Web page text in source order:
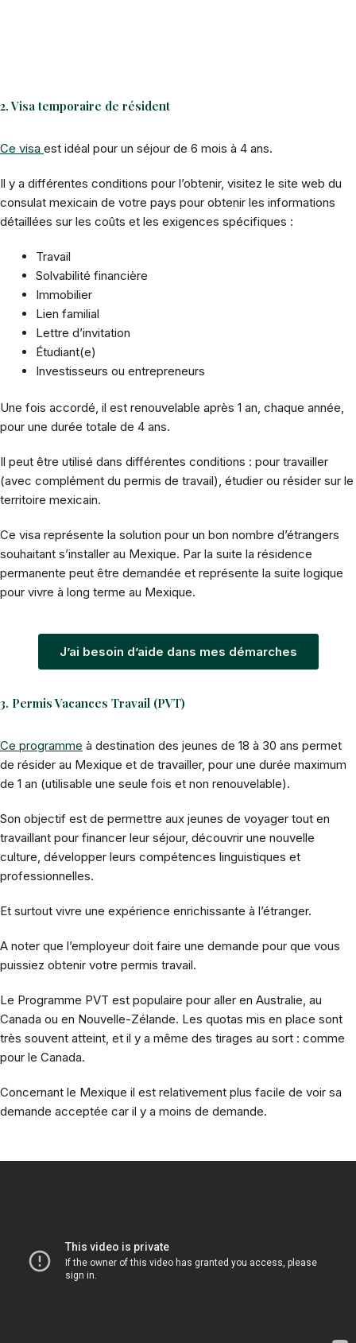
2. Visa temporaire de résident
Ce visa est idéal pour un séjour de 6 mois à 4 ans.
Il y a différentes conditions pour l’obtenir, visitez le site web du
consulat mexicain de votre pays pour obtenir les informations
détaillées sur les coûts et les exigences spécifiques :
Travail
Solvabilité financière
Immobilier
Lien familial
Lettre d’invitation
Étudiant(e)
Investisseurs ou entrepreneurs
Une fois accordé, il est renouvelable après 1 an, chaque année,
pour une durée totale de 4 ans.
Il peut être utilisé dans différentes conditions : pour travailler
(avec complément du permis de travail), étudier ou résider sur le
territoire mexicain.
Ce visa représente la solution pour un bon nombre d’étrangers
souhaitant s’installer au Mexique. Par la suite la résidence
permanente peut être demandée et représente la suite logique
pour vivre à long terme au Mexique.
J’ai besoin d’aide dans mes démarches
3. Permis Vacances Travail (PVT)
Ce programme à destination des jeunes de 18 à 30 ans permet
de résider au Mexique et de travailler, pour une durée maximum
de 1 an (utilisable une seule fois et non renouvelable).
Son objectif est de permettre aux jeunes de voyager tout en
travaillant pour financer leur séjour, découvrir une nouvelle
culture, développer leurs compétences linguistiques et
professionnelles.
Et surtout vivre une expérience enrichissante à l’étranger.
A noter que l’employeur doit faire une demande pour que vous
puissiez obtenir votre permis travail.
Le Programme PVT est populaire pour aller en Australie, au
Canada ou en Nouvelle-Zélande. Les quotas mis en place sont
très souvent atteint, et il y a même des tirages au sort : comme
pour le Canada.
Concernant le Mexique il est relativement plus facile de voir sa
demande acceptée car il y a moins de demande.